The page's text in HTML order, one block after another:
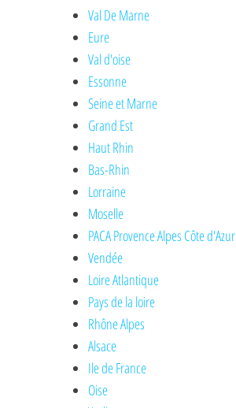
Val De Marne
Eure
Val d'oise
Essonne
Seine et Marne
Grand Est
Haut Rhin
Bas-Rhin
Lorraine
Moselle
PACA Provence Alpes Côte d'Azur
Vendée
Loire Atlantique
Pays de la loire
Rhône Alpes
Alsace
Ile de France
Oise